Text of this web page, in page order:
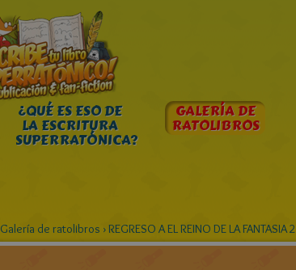
¿QUÉ ES ESO DE
LA ESCRITURA
SUPERRATÓNICA?
GALERÍA DE
RATOLIBROS
Galería de ratolibros ›REGRESO A EL REINO DE LA FANTASIA 2